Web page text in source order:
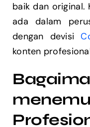
baik dan
ada dalam
dengan devisi
konten